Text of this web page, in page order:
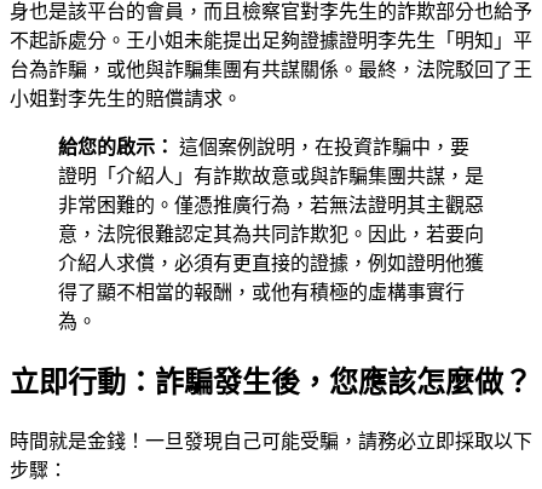
身也是該平台的會員，而且檢察官對李先生的詐欺部分也給予
不起訴處分。王小姐未能提出足夠證據證明李先生「明知」平
台為詐騙，或他與詐騙集團有共謀關係。最終，法院駁回了王
小姐對李先生的賠償請求。
給您的啟示： 這個案例說明，在投資詐騙中，要
證明「介紹人」有詐欺故意或與詐騙集團共謀，是
非常困難的。僅憑推廣行為，若無法證明其主觀惡
意，法院很難認定其為共同詐欺犯。因此，若要向
介紹人求償，必須有更直接的證據，例如證明他獲
得了顯不相當的報酬，或他有積極的虛構事實行
為。
立即行動：詐騙發生後，您應該怎麼做？
時間就是金錢！一旦發現自己可能受騙，請務必立即採取以下
步驟：